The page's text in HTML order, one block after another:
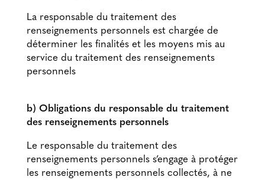
La responsable du traitement des
renseignements personnels est chargée de
déterminer les finalités et les moyens mis au
service du traitement des renseignements
personnels
b) Obligations du responsable du traitement
des renseignements personnels
Le responsable du traitement des
renseignements personnels s’engage à protéger
les renseignements personnels collectés, à ne